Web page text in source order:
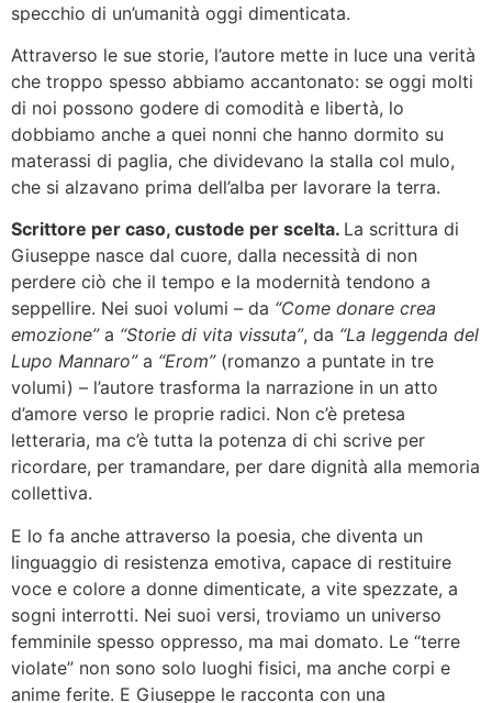
specchio di un’umanità oggi dimenticata.
Attraverso le sue storie, l’autore mette in luce una verità
che troppo spesso abbiamo accantonato: se oggi molti
di noi possono godere di comodità e libertà, lo
dobbiamo anche a quei nonni che hanno dormito su
materassi di paglia, che dividevano la stalla col mulo,
che si alzavano prima dell’alba per lavorare la terra.
Scrittore per caso, custode per scelta. La scrittura di
Giuseppe nasce dal cuore, dalla necessità di non
perdere ciò che il tempo e la modernità tendono a
seppellire. Nei suoi volumi – da “Come donare crea
emozione”a “Storie di vita vissuta”, da “La leggenda del
Lupo Mannaro”a “Erom”(romanzo a puntate in tre
volumi) – l’autore trasforma la narrazione in un atto
d’amore verso le proprie radici. Non c’è pretesa
letteraria, ma c’è tutta la potenza di chi scrive per
ricordare, per tramandare, per dare dignità alla memoria
collettiva.
E lo fa anche attraverso la poesia, che diventa un
linguaggio di resistenza emotiva, capace di restituire
voce e colore a donne dimenticate, a vite spezzate, a
sogni interrotti. Nei suoi versi, troviamo un universo
femminile spesso oppresso, ma mai domato. Le “terre
violate” non sono solo luoghi fisici, ma anche corpi e
anime ferite. E Giuseppe le racconta con una